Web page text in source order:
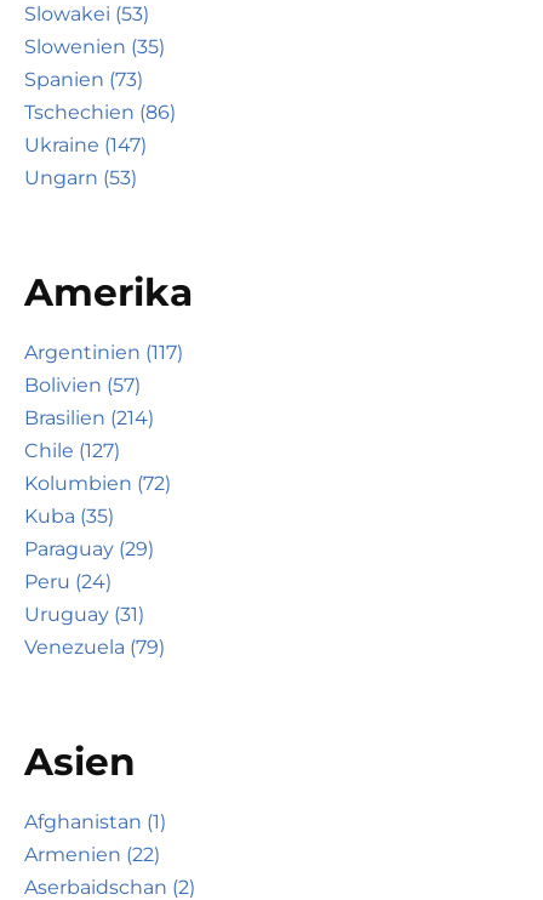
Slowakei (53)
Slowenien (35)
Spanien (73)
Tschechien (86)
Ukraine (147)
Ungarn (53)
Amerika
Argentinien (117)
Bolivien (57)
Brasilien (214)
Chile (127)
Kolumbien (72)
Kuba (35)
Paraguay (29)
Peru (24)
Uruguay (31)
Venezuela (79)
Asien
Afghanistan (1)
Armenien (22)
Aserbaidschan (2)